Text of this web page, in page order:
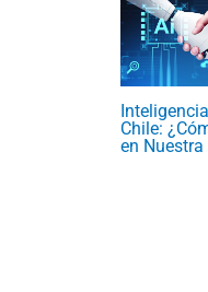
Chile:
en